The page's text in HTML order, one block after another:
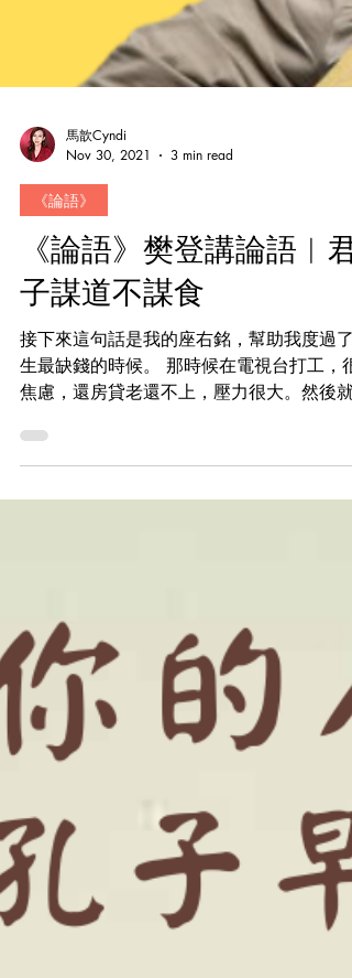
Nov 30, 2021
《論語》
《論語》樊登講論語︱君
子謀道不謀食
接下來這句話是我的座右銘，幫助我度過了
焦慮，還房貸老還不上，壓力很大。然後就
覺得萬一這個節目没有了，這房貸可就還不